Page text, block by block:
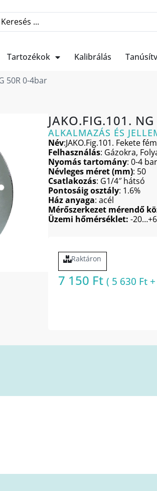
Tartozékok Kalibrálás
50R 0-4bar
JAKO.FIG.101.
ALKALMAZÁS ÉS
Név:JAKO.Fig.101. Fekete
Felhasználás: Gázokra,
Nyomás tartomány: 0-4 bar
Névleges méret (mm): 50
Csatlakozás: G1/4″ hátsó
Pontosáig osztály: 1.6%
Ház anyaga: acél
Mérőszerkezet mérendő
Üzemi hőmérséklet: -
Raktáron
7 150 Ft ( 5 630 Ft